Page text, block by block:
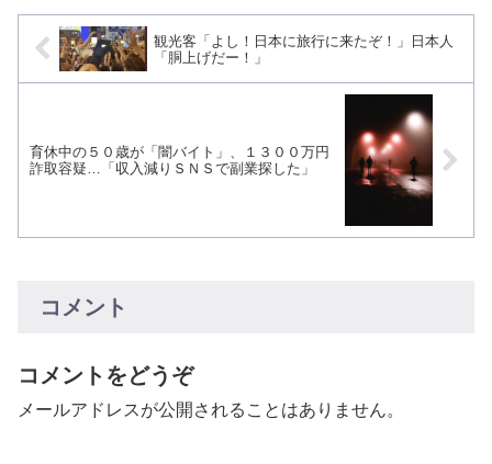
観光客「よし！日本に旅行に来たぞ！」日本人
「胴上げだー！」
育休中の５０歳が「闇バイト」、１３００万円
詐取容疑…「収入減りＳＮＳで副業探した」
コメント
コメントをどうぞ
メールアドレスが公開されることはありません。